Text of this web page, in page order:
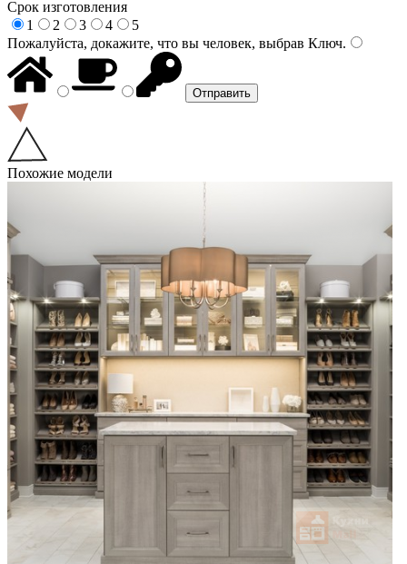
Срок изготовления
1
2 3 4
5
Пожалуйста, докажите, что вы человек, выбрав Ключ.
Похожие модели